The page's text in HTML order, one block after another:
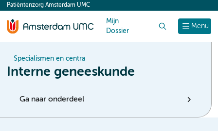
content
Menu
Patiëntenzorg Amsterdam UMC
Mijn
Dossier
Specialismen en centra
Interne geneeskunde
Ga naar onderdeel